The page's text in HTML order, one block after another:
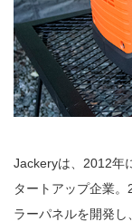
Jackeryは、2012年
タートアップ企業
ラーパネルを開発し